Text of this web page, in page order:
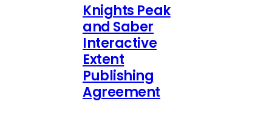
Knights Peak
and Saber
Interactive
Extent
Publishing
Agreement